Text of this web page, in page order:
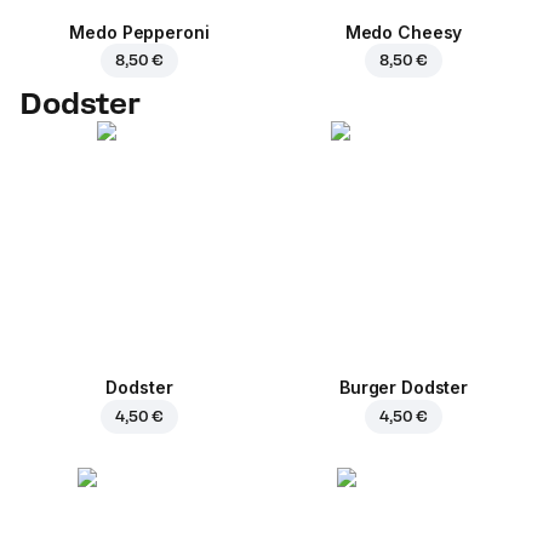
Medo Pepperoni
8,50 €
Medo Cheesy
8,50 €
Dodster
Dodster
4,50 €
Burger Dodster
4,50 €